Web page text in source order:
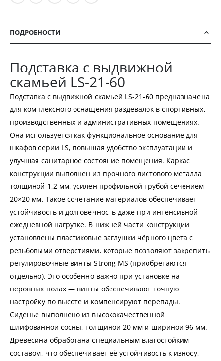
ПОДРОБНОСТИ
Подставка с выдвижной
скамьей LS-21-60
Подставка с выдвижной скамьей LS-21-60 предназначена
для комплексного оснащения раздевалок в спортивных,
производственных и административных помещениях.
Она используется как функциональное основание для
шкафов серии LS, повышая удобство эксплуатации и
улучшая санитарное состояние помещения. Каркас
конструкции выполнен из прочного листового металла
толщиной 1,2 мм, усилен профильной трубой сечением
20×20 мм. Такое сочетание материалов обеспечивает
устойчивость и долговечность даже при интенсивной
ежедневной нагрузке. В нижней части конструкции
установлены пластиковые заглушки чёрного цвета с
резьбовыми отверстиями, которые позволяют закрепить
регулировочные винты Strong MS (приобретаются
отдельно). Это особенно важно при установке на
неровных полах — винты обеспечивают точную
настройку по высоте и компенсируют перепады.
Сиденье выполнено из высококачественной
шлифованной сосны, толщиной 20 мм и шириной 96 мм.
Древесина обработана специальным влагостойким
составом, что обеспечивает её устойчивость к износу,